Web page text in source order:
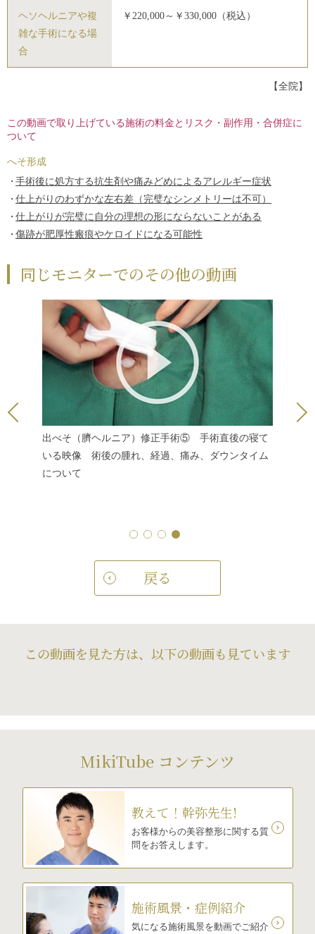
ヘソヘルニアや複
雑な手術になる場
合
￥220,000～￥330,000（税込）
【全院】
この動画で取り上げている施術の料金とリスク・副作用・合併症に
ついて
へそ形成
手術後に処方する抗生剤や痛みどめによるアレルギー症状
仕上がりのわずかな左右差（完璧なシンメトリーは不可）
仕上がりが完璧に自分の理想の形にならないことがある
傷跡が肥厚性瘢痕やケロイドになる可能性
同じモニターでのその他の動画
出べそ（臍ヘルニア）修正手術⑤ 手術直後の寝て
いる映像 術後の腫れ、経過、痛み、ダウンタイム
について
戻る
この動画を見た方は、以下の動画も見ています
MikiTube コンテンツ
教えて！幹弥先生!
お客様からの美容整形に関する質
問をお答えします。
施術風景・症例紹介
気になる施術風景を動画でご紹介